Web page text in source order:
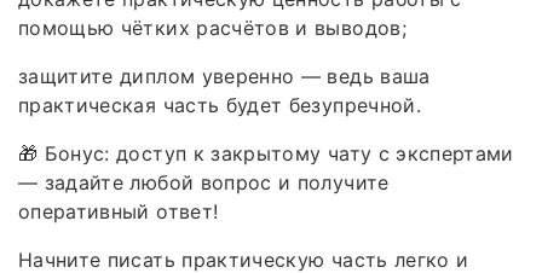
помощью чётких расчётов и выводов;
защитите диплом уверенно — ведь ваша
практическая часть будет безупречной.
🎁 Бонус: доступ к закрытому чату с экспертами
— задайте любой вопрос и получите
оперативный ответ!
Начните писать практическую часть легко и